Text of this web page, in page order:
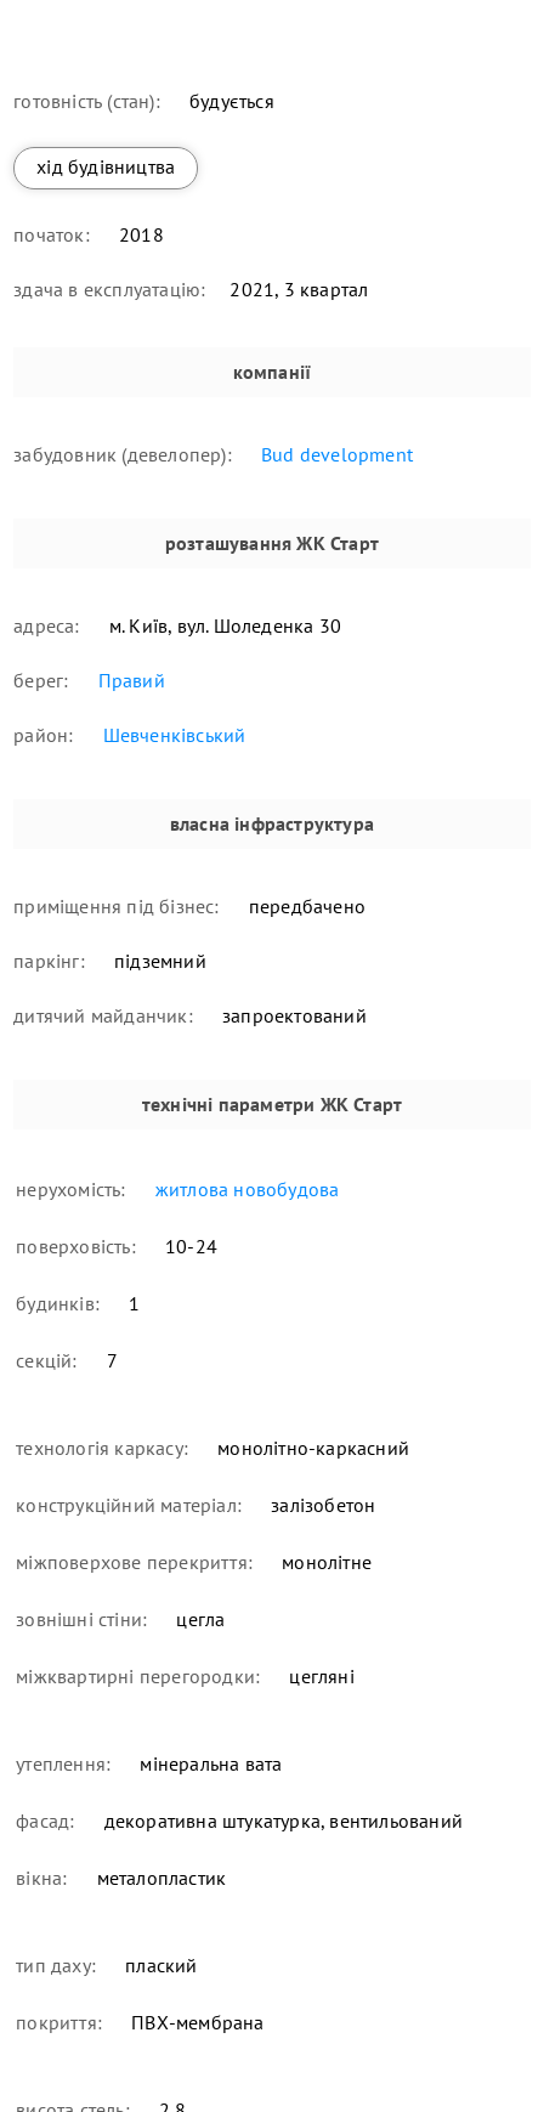
готовність (стан): будується
хід будівництва
початок: 2018
здача в експлуатацію: 2021, 3 квартал
компанії
забудовник (девелопер): Bud development
розташування ЖК Старт
адреса: м. Київ, вул. Шоледенка 30
берег: Правий
район: Шевченківський
власна інфраструктура
приміщення під бізнес: передбачено
паркінг: підземний
дитячий майданчик: запроектований
технічні параметри ЖК Старт
нерухомість: житлова новобудова
поверховість: 10-24
будинків: 1
секцій: 7
технологія каркасу: монолітно-каркасний
конструкційний матеріал: залізобетон
міжповерхове перекриття: монолітне
зовнішні стіни: цегла
міжквартирні перегородки: цегляні
утеплення: мінеральна вата
фасад: декоративна штукатурка, вентильований
вікна: металопластик
тип даху: плаский
покриття: ПВХ-мембрана